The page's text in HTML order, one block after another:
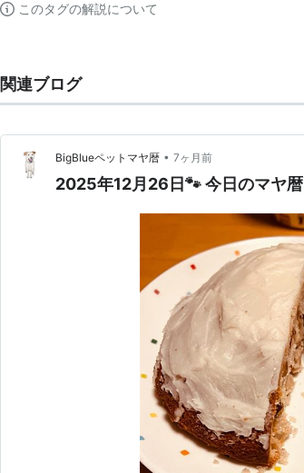
このタグの解説について
関連ブログ
BigBlueペットマヤ暦 • 7ヶ月前
2025年12月26日🐾 今日のマヤ暦